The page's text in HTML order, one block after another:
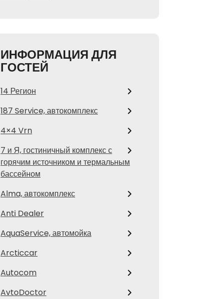
ИНФОРМАЦИЯ ДЛЯ
ГОСТЕЙ
14 Регион
187 Service, автокомплекс
4×4 Vrn
7 и Я, гостиничный комплекс с
горячим источником и термальным
бассейном
Alma, автокомплекс
Anti Dealer
AquaService, автомойка
Arcticcar
Autocom
AvtoDoctor